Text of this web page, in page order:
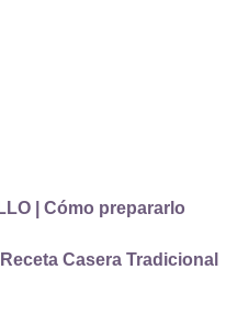
| Cómo prepararlo
Casera Tradicional